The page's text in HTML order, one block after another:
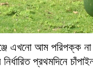
এখনো আম পরিপক্ক
প্রথমদিনে